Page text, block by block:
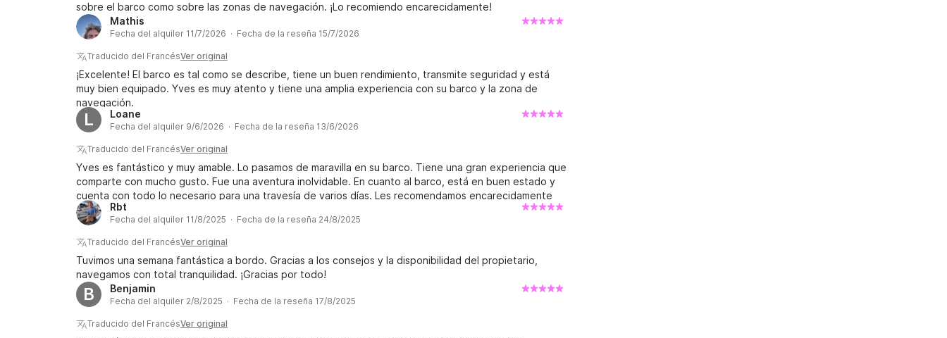
sobre el barco como sobre las zonas de navegación. ¡Lo recomiendo encarecidamente!
Mathis
Fecha del alquiler 11/7/2026 · Fecha de la reseña 15/7/2026
Traducido del FrancésVer original
¡Excelente! El barco es tal como se describe, tiene un buen rendimiento, transmite seguridad y está
muy bien equipado. Yves es muy atento y tiene una amplia experiencia con su barco y la zona de
navegación.
L Loane
Fecha del alquiler 9/6/2026 · Fecha de la reseña 13/6/2026
Traducido del FrancésVer original
Yves es fantástico y muy amable. Lo pasamos de maravilla en su barco. Tiene una gran experiencia que
comparte con mucho gusto. Fue una aventura inolvidable. En cuanto al barco, está en buen estado y
cuenta con todo lo necesario para una travesía de varios días. Les recomendamos encarecidamente
que prueben la aventura con Maia; no se arrepentirán.
Rbt
Fecha del alquiler 11/8/2025 · Fecha de la reseña 24/8/2025
Traducido del FrancésVer original
Tuvimos una semana fantástica a bordo. Gracias a los consejos y la disponibilidad del propietario,
navegamos con total tranquilidad. ¡Gracias por todo!
B Benjamin
Fecha del alquiler 2/8/2025 · Fecha de la reseña 17/8/2025
Traducido del FrancésVer original